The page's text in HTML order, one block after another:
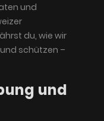
und
du, wie wir
schützen –
und